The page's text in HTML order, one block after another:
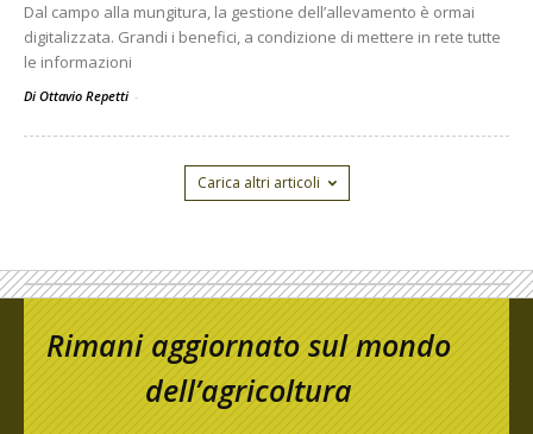
Dal campo alla mungitura, la gestione dell’allevamento è ormai
digitalizzata. Grandi i benefici, a condizione di mettere in rete tutte
le informazioni
Di Ottavio Repetti -
Carica altri articoli
Rimani aggiornato sul mondo
dell’agricoltura